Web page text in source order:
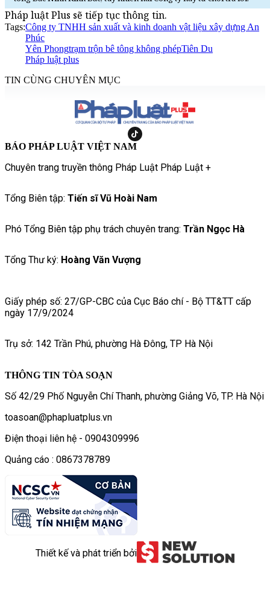
Pháp luật Plus sẽ tiếp tục thông tin.
Tags:Công ty TNHH sản xuất và kinh doanh vật liệu xây dựng An
Phúc
Yên Phongtrạm trộn bê tông không phépTiên Du
Pháp luật plus
TIN CÙNG CHUYÊN MỤC
BÁO PHÁP LUẬT VIỆT NAM
Chuyên trang truyền thông Pháp Luật Pháp Luật +
Tổng Biên tập: Tiến sĩ Vũ Hoài Nam
Phó Tổng Biên tập phụ trách chuyên trang: Trần Ngọc Hà
Tổng Thư ký: Hoàng Văn Vượng
Giấy phép số: 27/GP-CBC của Cục Báo chí - Bộ TT&TT cấp
ngày 17/9/2024
Trụ sở: 142 Trần Phú, phường Hà Đông, TP Hà Nội
THÔNG TIN TÒA SOẠN
Số 42/29 Phố Nguyễn Chí Thanh, phường Giảng Võ, TP. Hà Nội
toasoan@phapluatplus.vn
Điện thoại liên hệ - 0904309996
Quảng cáo : 0867378789
Thiết kế và phát triển bởi